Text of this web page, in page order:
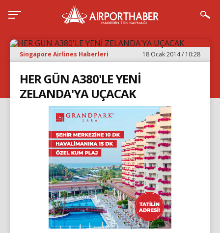
Singapore Airlines Haberleri 18 Ocak 2014 / 10:28
HER GÜN A380'LE YENİ
ZELANDA'YA UÇACAK